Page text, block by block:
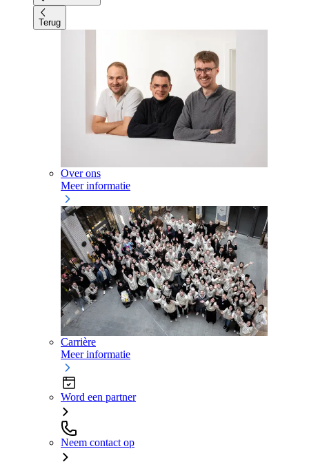
Terug
Over ons
Meer informatie
Carrière
Meer informatie
Word een partner
Neem contact op